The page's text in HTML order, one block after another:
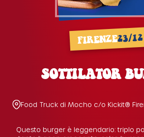
FIRENZE23/12
SOTTILATOR
Food Truck di Mocho c/o Kickit®
Questo burger è leggendario: triplo